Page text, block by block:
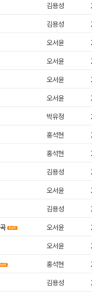
김용성
김용성
오서윤
오서윤
오서윤
오서윤
박유정
홍석현
홍석현
김용성
오서윤
김용성
오서윤
오서윤
홍석현
김용성